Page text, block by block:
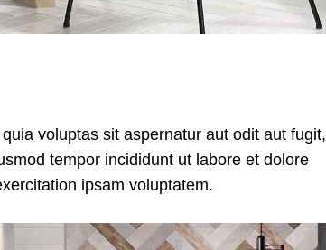
voluptas sit aspernatur aut odit aut fugit,
tempor incididunt ut labore et dolore
ipsam voluptatem.